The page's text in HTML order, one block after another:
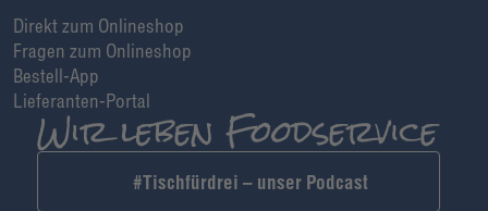
Direkt zum Onlineshop
Fragen zum Onlineshop
Bestell-App
Lieferanten-Portal
#Tischfürdrei – unser Podcast